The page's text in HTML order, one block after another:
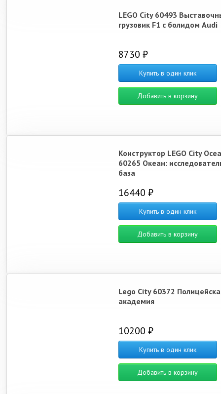
LEGO City 60493
грузовик F1 с болидом Audi
8730 ₽
Купить в один клик
Добавить в корзину
Конструктор LEGO City
60265 Океан:
база
16440 ₽
Купить в один клик
Добавить в корзину
Lego City 60372
академия
10200 ₽
Купить в один клик
Добавить в корзину